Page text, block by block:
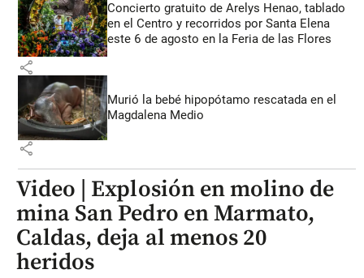
Concierto gratuito de Arelys Henao, tablado
en el Centro y recorridos por Santa Elena
este 6 de agosto en la Feria de las Flores
share
Murió la bebé hipopótamo rescatada en el
Magdalena Medio
share
Video | Explosión en molino de
mina San Pedro en Marmato,
Caldas, deja al menos 20
heridos